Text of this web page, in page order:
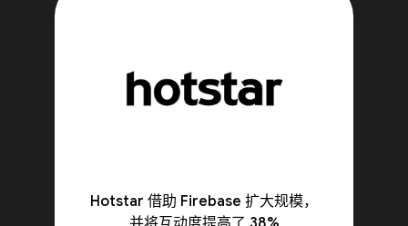
Hotstar 借助 Firebase 扩大规模，